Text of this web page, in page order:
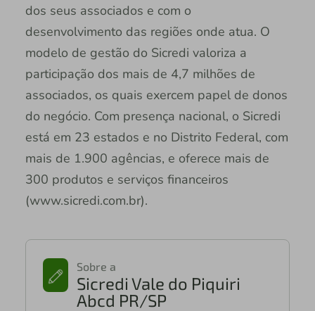
dos seus associados e com o
desenvolvimento das regiões onde atua. O
modelo de gestão do Sicredi valoriza a
participação dos mais de 4,7 milhões de
associados, os quais exercem papel de donos
do negócio. Com presença nacional, o Sicredi
está em 23 estados e no Distrito Federal, com
mais de 1.900 agências, e oferece mais de
300 produtos e serviços financeiros
(www.sicredi.com.br).
Sobre a
Sicredi Vale do Piquiri
Abcd PR/SP